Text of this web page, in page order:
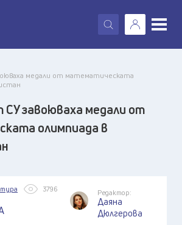
X
медали от математическата
завоюваха медали от
олимпиада в
3796 Редактор:
Даяна
Дюлгерова